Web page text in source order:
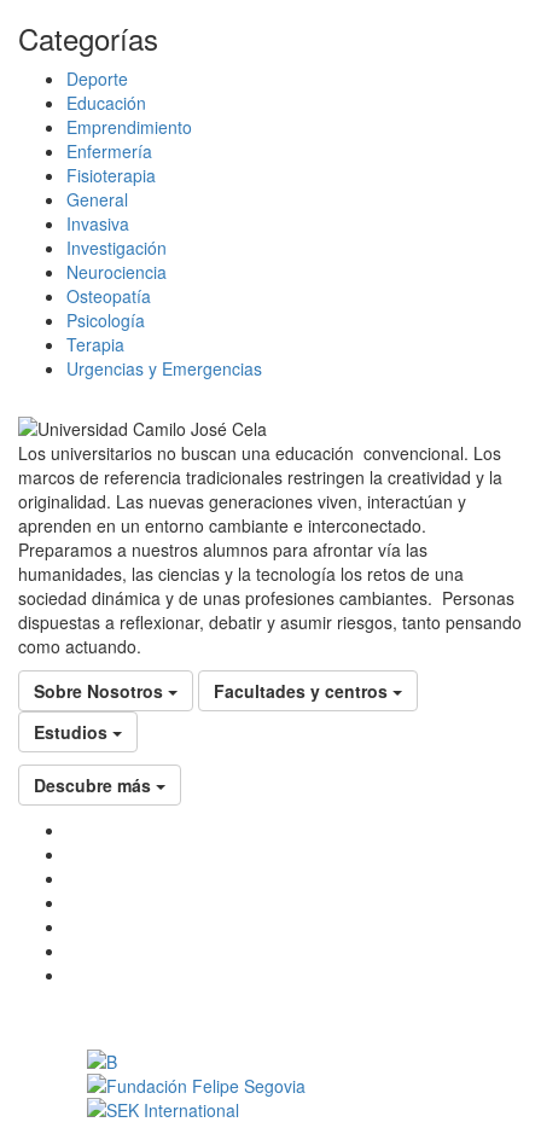
Categorías
Deporte
Educación
Emprendimiento
Enfermería
Fisioterapia
General
Invasiva
Investigación
Neurociencia
Osteopatía
Psicología
Terapia
Urgencias y Emergencias
Los universitarios no buscan una educación convencional. Los
marcos de referencia tradicionales restringen la creatividad y la
originalidad. Las nuevas generaciones viven, interactúan y
aprenden en un entorno cambiante e interconectado.
Preparamos a nuestros alumnos para afrontar vía las
humanidades, las ciencias y la tecnología los retos de una
sociedad dinámica y de unas profesiones cambiantes. Personas
dispuestas a reflexionar, debatir y asumir riesgos, tanto pensando
como actuando.
Sobre Nosotros
Facultades y centros
Estudios
Descubre más